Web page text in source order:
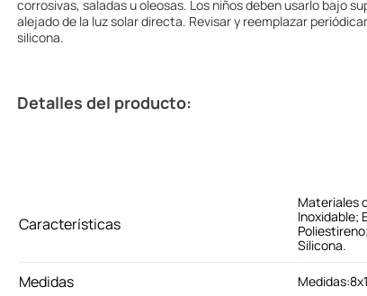
corrosivas, saladas u oleosas. Los niños deben usarlo bajo
alejado de la luz solar directa. Revisar y reemplazar
silicona.
Detalles del producto:
Características
Materiales
Inoxidable;
Silicona.
Medidas